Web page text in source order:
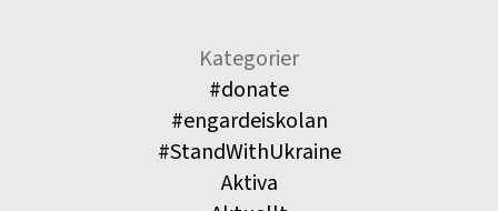
Kategorier
#donate
#engardeiskolan
#StandWithUkraine
Aktiva